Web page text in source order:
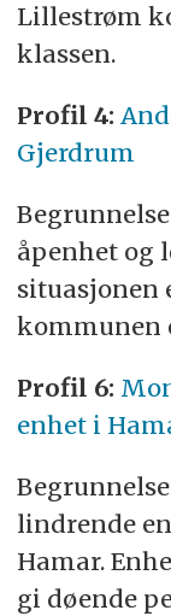
Lillestrøm
klassen.
Profil 4:
Gjerdrum
åpenhet og
situasjonen
kommunen
Profil 6:
enhet i
lindrende
Hamar.
gi døende